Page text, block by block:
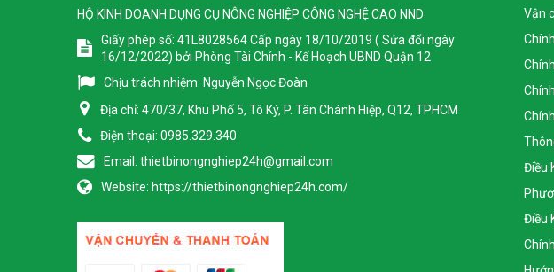
HỘ KINH DOANH DỤNG CỤ NÔNG NGHIỆP CÔNG NGHỆ CAO NND
Giấy phép số: 41L8028564 Cấp ngày 18/10/2019 ( Sửa đổi ngày
16/12/2022) bởi Phòng Tài Chính - Kế Hoạch UBND Quận 12
Chịu trách nhiệm: Nguyễn Ngọc Đoàn
Địa chỉ: 470/37, Khu Phố 5, Tô Ký, P. Tân Chánh Hiệp, Q12, TPHCM
Điện thoại: 0985.329.340
Email: thietbinongnghiep24h@gmail.com
Website: https://thietbinongnghiep24h.com/
Vận
Điều
Điều